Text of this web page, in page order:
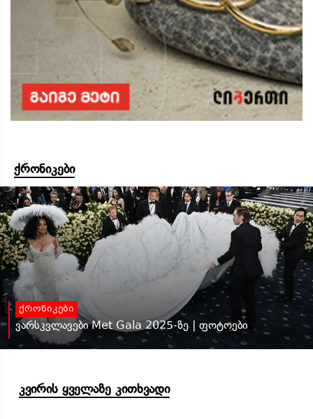
ქრონიკები
ქრონიკები
ვარსკვლავები Met Gala 2025-ზე | ფოტოები
კვირის ყველაზე კითხვადი